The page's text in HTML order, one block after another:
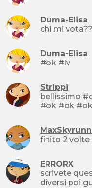
Duma-Elisa
chi mi
Duma-Elisa
#ok #lv
Strippi
bellissimo #ok #ok #ok #ok #ok
#ok #ok #ok
ERRORX
scrivete
diversi poi